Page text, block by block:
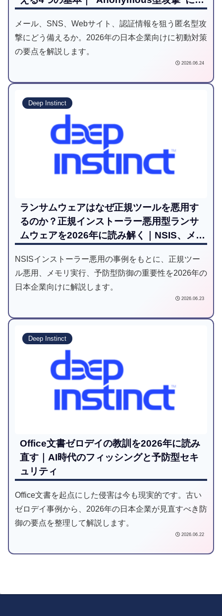
メール、SNS、Webサイト、認証情報を狙う匿名型攻
撃にどう備えるか。2026年の日本企業向けに初動対策
の要点を解説します。
2026.06.24
Deep Instinct
ランサムウェアはなぜ正規ツールを悪用す
るのか？正規インストーラー悪用型ランサ
ムウェアを2026年に読み解く｜NSIS、メモ
NSISインストーラー悪用の事例をもとに、正規ツー
ル悪用、メモリ実行、予防型防御の重要性を2026年の
日本企業向けに解説します。
2026.06.23
Deep Instinct
Office文書ゼロデイの教訓を2026年に読み
直す｜AI時代のフィッシングと予防型セキ
ュリティ
Office文書を起点にした侵害は今も現実的です。古い
ゼロデイ事例から、2026年の日本企業が見直すべき防
御の要点を整理して解説します。
2026.06.22